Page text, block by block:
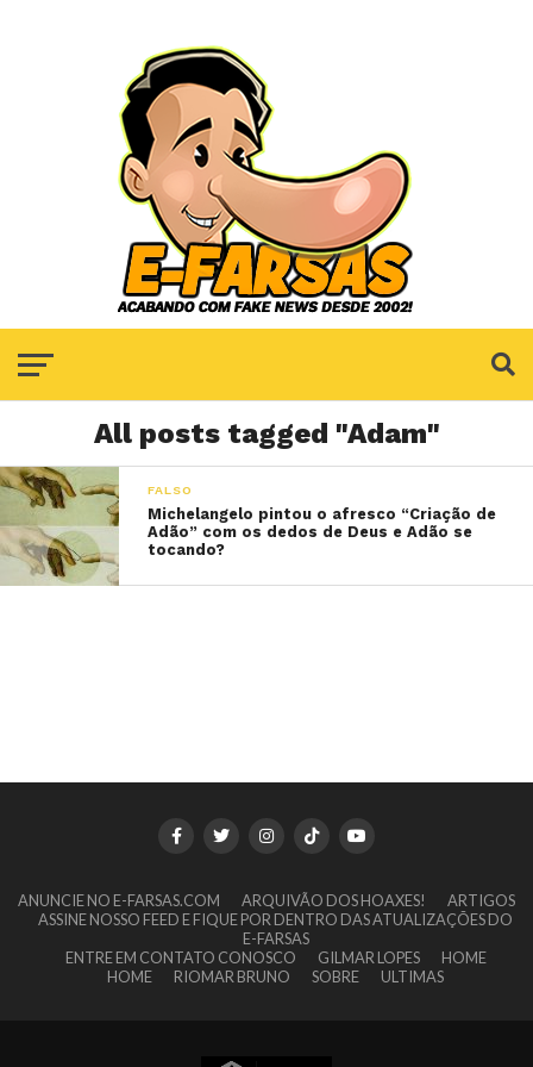
All posts tagged "Adam"
FALSO
Michelangelo pintou o afresco “Criação de
Adão” com os dedos de Deus e Adão se
tocando?
ANUNCIE NO E-FARSAS.COM ARQUIVÃO DOS HOAXES!
ARTIGOS
ASSINE NOSSO FEED E FIQUE POR DENTRO DAS ATUALIZAÇÕES DO
E-FARSAS
ENTRE EM CONTATO CONOSCO
GILMAR LOPES
HOME
HOME
RIOMAR BRUNO SOBRE ULTIMAS